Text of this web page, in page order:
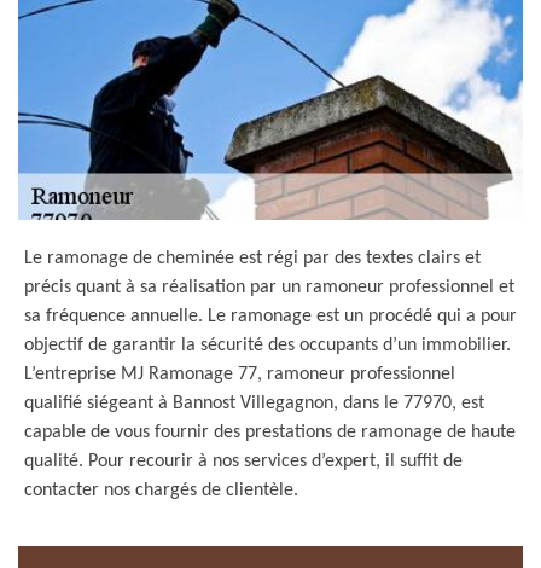
Le ramonage de cheminée est régi par des textes clairs et
précis quant à sa réalisation par un ramoneur professionnel et
sa fréquence annuelle. Le ramonage est un procédé qui a pour
objectif de garantir la sécurité des occupants d’un immobilier.
L’entreprise MJ Ramonage 77, ramoneur professionnel
qualifié siégeant à Bannost Villegagnon, dans le 77970, est
capable de vous fournir des prestations de ramonage de haute
qualité. Pour recourir à nos services d’expert, il suffit de
contacter nos chargés de clientèle.